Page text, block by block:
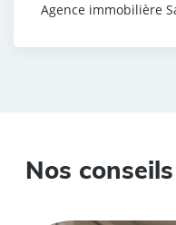
Agence immobilière
Nos